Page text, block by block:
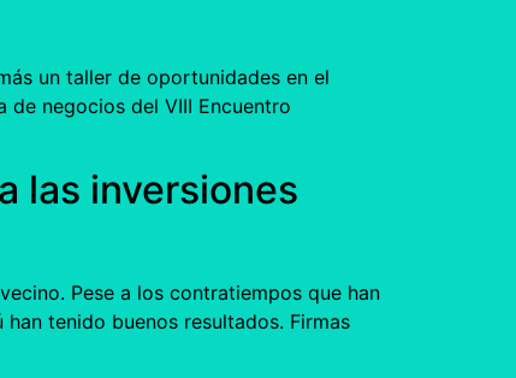
un taller de oportunidades en el
negocios del VIII Encuentro
las inversiones
Pese a los contratiempos que han
tenido buenos resultados. Firmas